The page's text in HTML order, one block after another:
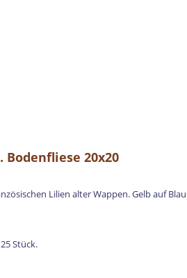
Bodenfliese 20x20
Lilien alter Wappen. Gelb auf
Stück.